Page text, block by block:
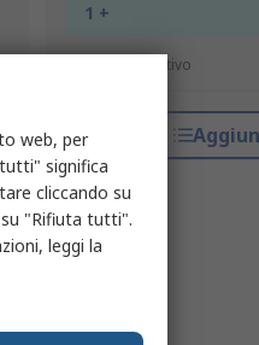
1 +
*prezzo indicativo
web, per
significa
cliccando su
su "Rifiuta tutti".
leggi la